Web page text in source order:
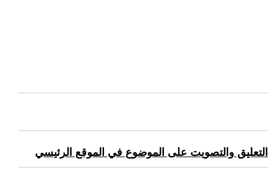
التعليق والتصويت على الموضوع في الموقع الرئيسي